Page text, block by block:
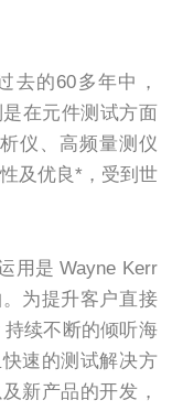
去的60多年中，
在元件测试方面
仪、高频量测仪
及优良*，受到世
用是 Wayne Kerr
为提升客户直接
持续不断的倾听海
速的测试解决方
新产品的开发，